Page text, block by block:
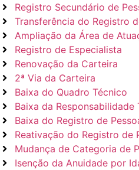
Registro Secundário de
Transferência do Registro
Ampliação da Área de
Registro de Especialista
Renovação da Carteira
2ª Via da Carteira
Baixa do Quadro Técnico
Baixa da Responsabilidade
Baixa do Registro de
Reativação do Registro de
Mudança de Categoria de
Isenção da Anuidade por